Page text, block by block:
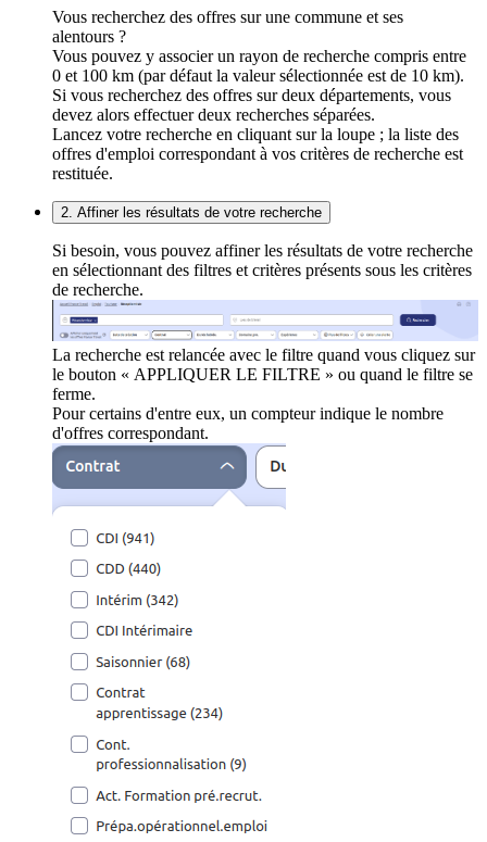
Vous recherchez des offres sur une commune et ses
alentours ?
Vous pouvez y associer un rayon de recherche compris entre
0 et 100 km (par défaut la valeur sélectionnée est de 10 km).
Si vous recherchez des offres sur deux départements, vous
devez alors effectuer deux recherches séparées.
Lancez votre recherche en cliquant sur la loupe ; la liste des
offres d'emploi correspondant à vos critères de recherche est
restituée.
2. Affiner les résultats de votre recherche
Si besoin, vous pouvez affiner les résultats de votre recherche
en sélectionnant des filtres et critères présents sous les critères
de recherche.
La recherche est relancée avec le filtre quand vous cliquez sur
le bouton « APPLIQUER LE FILTRE » ou quand le filtre se
ferme.
Pour certains d'entre eux, un compteur indique le nombre
d'offres correspondant.